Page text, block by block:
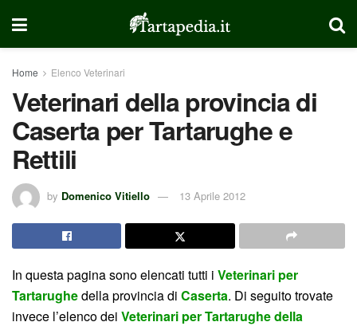
Home Elenco Veterinari
Veterinari della provincia di
Caserta per Tartarughe e
Rettili
by Domenico Vitiello 13 Aprile 2012
In questa pagina sono elencati tutti i Veterinari per
Tartarughedella provincia di Caserta. Di seguito trovate
invece l’elenco dei Veterinari per Tartarughe della